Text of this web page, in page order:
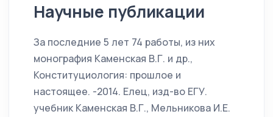
Научные публикации
За последние 5 лет 74 работы, из них
монография Каменская В.Г. и др.,
Конституциология: прошлое и
настоящее. -2014. Елец, изд-во ЕГУ.
учебник Каменская В.Г., Мельникова И.Е.